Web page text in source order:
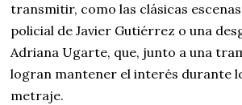
transmitir, como las clásicas
policial de Javier Gutiérrez o una
Adriana Ugarte, que, junto a una
logran mantener el interés durante
metraje.